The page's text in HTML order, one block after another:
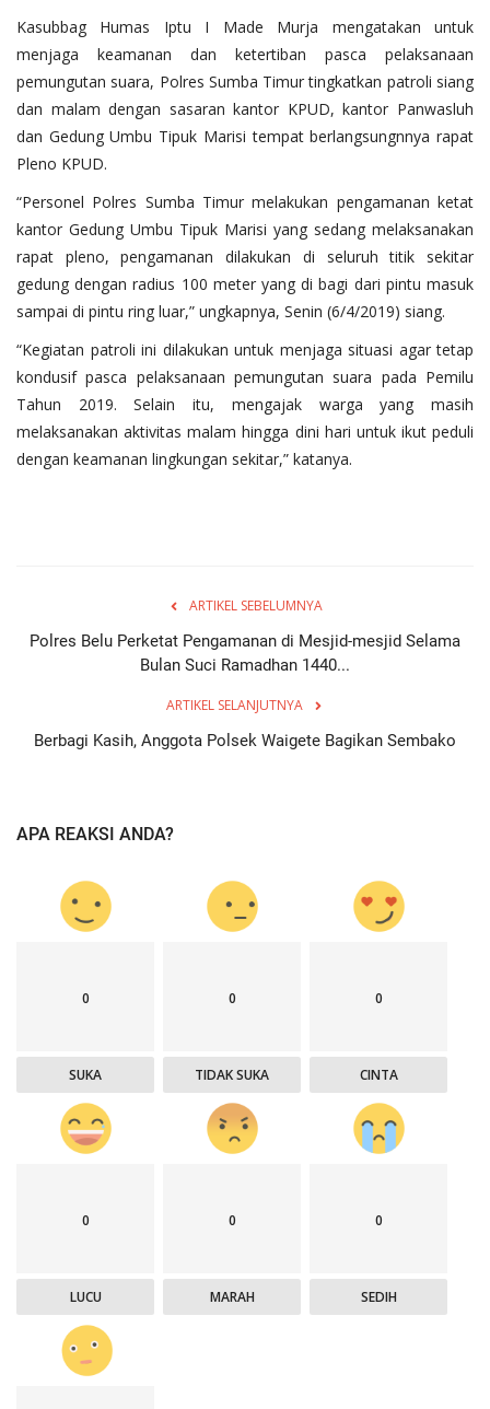
Kasubbag Humas Iptu I Made Murja mengatakan untuk
menjaga keamanan dan ketertiban pasca pelaksanaan
pemungutan suara, Polres Sumba Timur tingkatkan patroli siang
dan malam dengan sasaran kantor KPUD, kantor Panwasluh
dan Gedung Umbu Tipuk Marisi tempat berlangsungnnya rapat
Pleno KPUD.
“Personel Polres Sumba Timur melakukan pengamanan ketat
kantor Gedung Umbu Tipuk Marisi yang sedang melaksanakan
rapat pleno, pengamanan dilakukan di seluruh titik sekitar
gedung dengan radius 100 meter yang di bagi dari pintu masuk
sampai di pintu ring luar,” ungkapnya, Senin (6/4/2019) siang.
“Kegiatan patroli ini dilakukan untuk menjaga situasi agar tetap
kondusif pasca pelaksanaan pemungutan suara pada Pemilu
Tahun 2019. Selain itu, mengajak warga yang masih
melaksanakan aktivitas malam hingga dini hari untuk ikut peduli
dengan keamanan lingkungan sekitar,” katanya.
ARTIKEL SEBELUMNYA
Polres Belu Perketat Pengamanan di Mesjid-mesjid Selama
Bulan Suci Ramadhan 1440...
ARTIKEL SELANJUTNYA
Berbagi Kasih, Anggota Polsek Waigete Bagikan Sembako
APA REAKSI ANDA?
0
SUKA
0
TIDAK SUKA
0
CINTA
0
LUCU
0
MARAH
0
SEDIH